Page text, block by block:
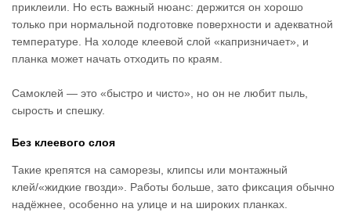
приклеили. Но есть важный нюанс: держится он хорошо
только при нормальной подготовке поверхности и адекватной
температуре. На холоде клеевой слой «капризничает», и
планка может начать отходить по краям.
Самоклей — это «быстро и чисто», но он не любит пыль,
сырость и спешку.
Без клеевого слоя
Такие крепятся на саморезы, клипсы или монтажный
клей/«жидкие гвозди». Работы больше, зато фиксация обычно
надёжнее, особенно на улице и на широких планках.